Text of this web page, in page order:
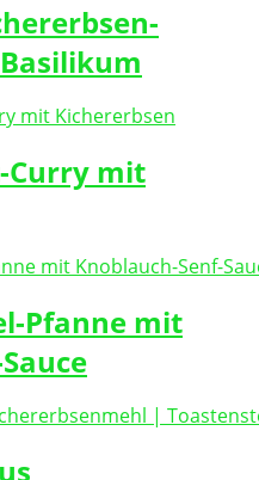
Curry mit
Pfanne mit